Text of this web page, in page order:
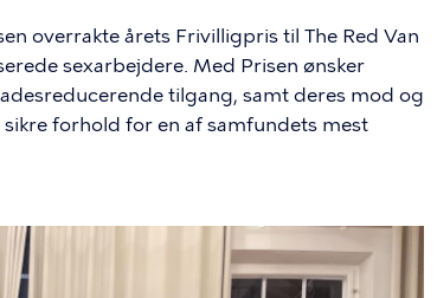
overrakte årets Frivilligpris til The Red Van
sexarbejdere. Med Prisen ønsker
tilgang, samt deres mod og
forhold for en af samfundets mest